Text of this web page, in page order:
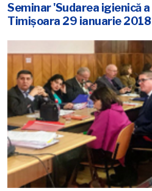
Seminar 'Sudarea igienică
Timişoara 29 ianuarie 2018